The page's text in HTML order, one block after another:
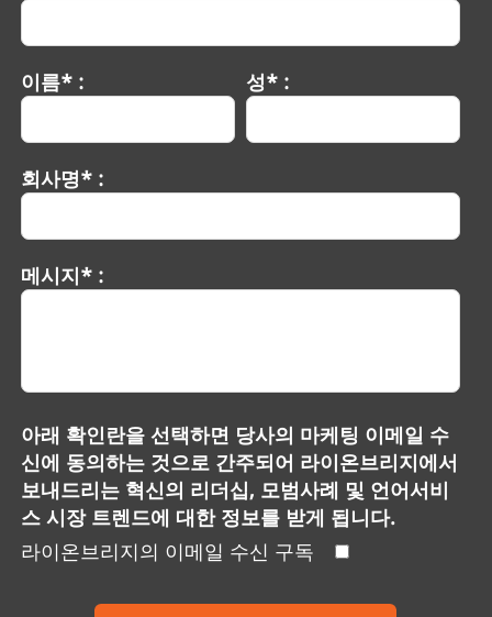
이름* : 성* :
회사명* :
메시지* :
아래 확인란을 선택하면 당사의 마케팅 이메일 수
신에 동의하는 것으로 간주되어 라이온브리지에서
보내드리는 혁신의 리더십, 모범사례 및 언어서비
스 시장 트렌드에 대한 정보를 받게 됩니다.
라이온브리지의 이메일 수신 구독